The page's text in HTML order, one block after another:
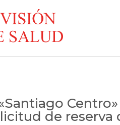
de reserva